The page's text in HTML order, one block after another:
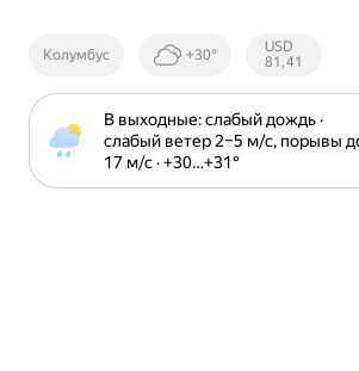
Колумбус +30°
Курсы ЦБ
РФ
USD
81,41
В выходные: слабый дождь ·
слабый ветер 2⁠–⁠5 м⁠/⁠с, порывы
17 м⁠/⁠с · +30⁠…⁠+31⁠°